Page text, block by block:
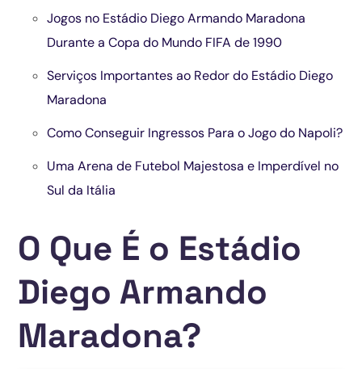
Jogos no Estádio Diego Armando Maradona
Durante a Copa do Mundo FIFA de 1990
Serviços Importantes ao Redor do Estádio Diego
Maradona
Como Conseguir Ingressos Para o Jogo do Napoli?
Uma Arena de Futebol Majestosa e Imperdível no
Sul da Itália
O Que É o Estádio
Diego Armando
Maradona?